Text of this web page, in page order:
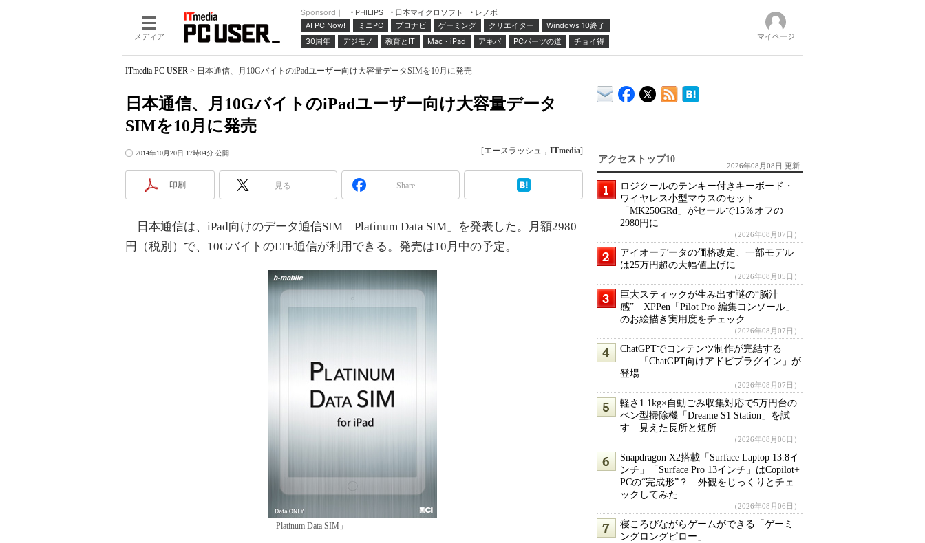
メディア
Sponsord｜ PHILIPS 日本マイクロソフト
レノボ
AI PC Now!
ミニPC プロナビ ゲーミング クリエイター
Windows 10終了
30周年
デジモノ 教育とIT Mac・iPad アキバ PCパーツの道 チョイ得 マイページ
ITmedia PC USER > 日本通信、月10GバイトのiPadユーザー向け大容量データSIMを10月に発売
日本通信、月10GバイトのiPadユーザー向け大容量データ
SIMを10月に発売
2014年10月20日 17時04分 公開 [エースラッシュ， ITmedia]
印刷 見る Share
日本通信は、iPad向けのデータ通信SIM「Platinum Data SIM」を発表した。月額2980
円（税別）で、10GバイトのLTE通信が利用できる。発売は10月中の予定。
「Platinum Data SIM」
アクセストップ10
2026年08月08日 更新
ロジクールのテンキー付きキーボード・
ワイヤレス小型マウスのセット
「MK250GRd」がセールで15％オフの
2980円に
（2026年08月07日）
アイオーデータの価格改定、一部モデル
は25万円超の大幅値上げに
（2026年08月05日）
巨大スティックが生み出す謎の“脳汁
感” XPPen「Pilot Pro 編集コンソール」
のお絵描き実用度をチェック
（2026年08月07日）
ChatGPTでコンテンツ制作が完結する
――「ChatGPT向けアドビプラグイン」が
登場
（2026年08月07日）
軽さ1.1kg×自動ごみ収集対応で5万円台の
ペン型掃除機「Dreame S1 Station」を試
す 見えた長所と短所
（2026年08月06日）
Snapdragon X2搭載「Surface Laptop 13.8イ
ンチ」「Surface Pro 13インチ」はCopilot+
PCの“完成形”？ 外観をじっくりとチェ
ックしてみた
（2026年08月06日）
寝ころびながらゲームができる「ゲーミ
ングロングピロー」